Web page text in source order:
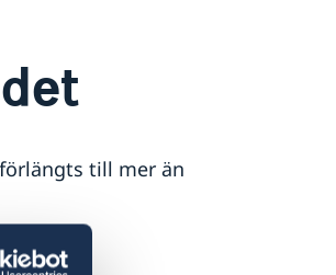
till mer än